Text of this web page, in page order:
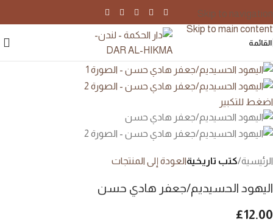
Skip to navigation
Skip to main content
القائمة
اضغط للتكبير
الرئيسية كتب تاريخيةالعودة إلى المنتجات
اليهود الحسيديم/جعفر هادي حسن
£12.00